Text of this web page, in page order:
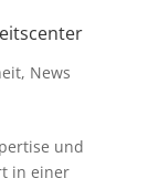
, News
und
in einer